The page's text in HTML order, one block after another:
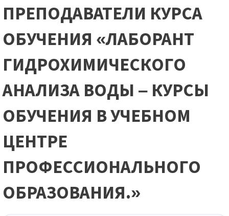
ПРЕПОДАВАТЕЛИ КУРСА
ОБУЧЕНИЯ «ЛАБОРАНТ
ГИДРОХИМИЧЕСКОГО
АНАЛИЗА ВОДЫ – КУРСЫ
ОБУЧЕНИЯ В УЧЕБНОМ
ЦЕНТРЕ
ПРОФЕССИОНАЛЬНОГО
ОБРАЗОВАНИЯ.»